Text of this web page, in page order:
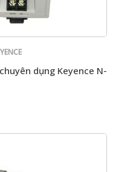
dụng Keyence N-